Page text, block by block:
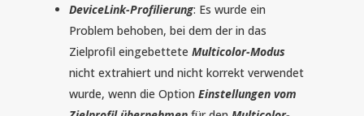
DeviceLink-Profilierung: Es wurde ein
Problem behoben, bei dem der in das
Zielprofil eingebettete Multicolor-Modus
nicht extrahiert und nicht korrekt verwendet
wurde, wenn die Option Einstellungen vom